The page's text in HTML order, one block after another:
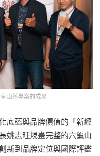
山茶專案的成果
底蘊與品牌價值的「新經
姚志旺規畫完整的六龜山
新到品牌定位與國際評鑑